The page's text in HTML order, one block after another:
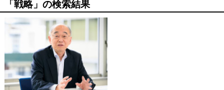
「戦略」の検索結果